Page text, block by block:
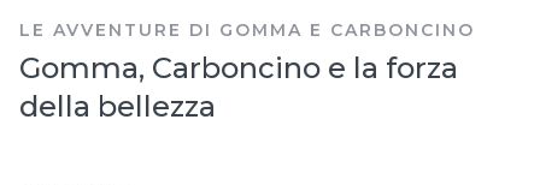
LE AVVENTURE DI GOMMA E CARBONCINO
Gomma, Carboncino e la forza
della bellezza